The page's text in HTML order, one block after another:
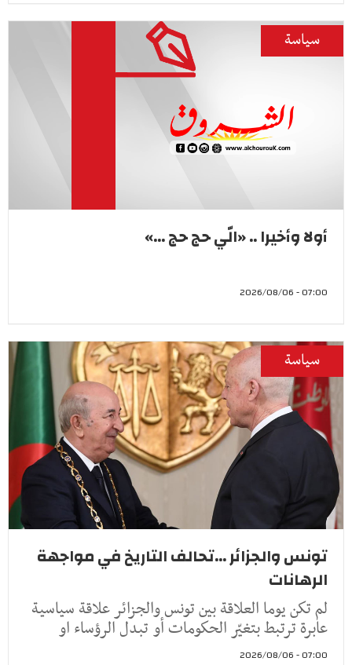
سياسة
أولا وأخيرا .. «الّي حج حج ...»
07:00 - 2026/08/06
سياسة
تونس والجزائر ...تحالف التاريخ في مواجهة
الرهانات
لم تكن يوما العلاقة بين تونس والجزائر علاقة سياسية
عابرة ترتبط بتغيّر الحكومات أو تبدل الرؤساء او
07:00 - 2026/08/06